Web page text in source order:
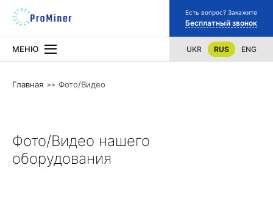
Есть вопрос? Закажите
Бесплатный звонок
МЕНЮ UKR RUS ENG
Главная Фото/Видео
Фото/Видео нашего
оборудования